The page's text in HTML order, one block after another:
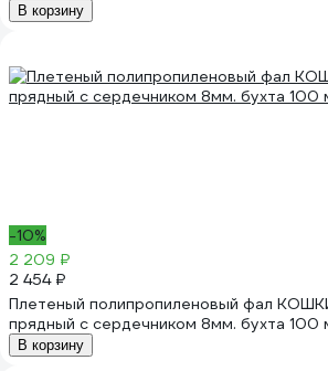
В корзину
-10%
2 209 ₽
2 454 ₽
Плетеный полипропиленовый фал
прядный с сердечником 8мм. бухта
В корзину